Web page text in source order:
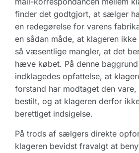
finder det godtgjort, at sælger
en redegørelse for varens
en sådan måde, at klageren
så væsentlige mangler, at det
hæve købet. På denne
indklagedes opfattelse, at
forstand har modtaget den vare,
bestilt, og at klageren derfor
berettiget indsigelse.
På trods af sælgers direkte
klageren bevidst fravalgt at